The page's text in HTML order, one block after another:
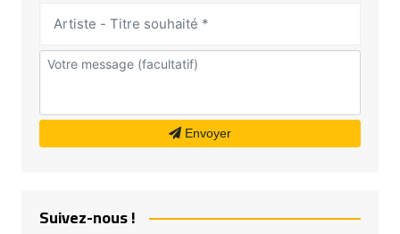
Envoyer
Suivez-nous !